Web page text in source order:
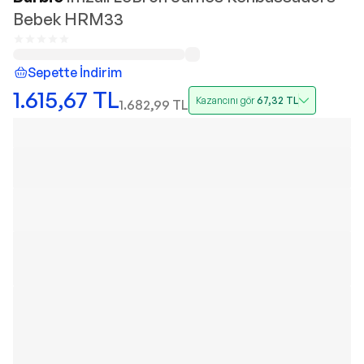
Bebek HRM33
Sepette İndirim
1.615,67 TL1.682,99 TL Kazancını gör67,32 TL